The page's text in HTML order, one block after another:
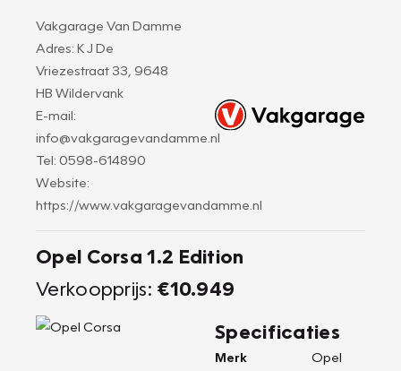
Vakgarage Van Damme
Adres: K J De
Vriezestraat 33, 9648
HB Wildervank
E-mail:
info@vakgaragevandamme.nl
Tel: 0598-614890
Website:
https://www.vakgaragevandamme.nl
Opel Corsa 1.2 Edition
Verkoopprijs: €10.949
Specificaties
Merk
Opel